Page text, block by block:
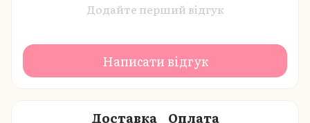
Додайте перший відгук
Написати відгук
Доставка Оплата